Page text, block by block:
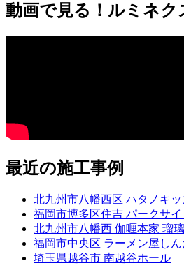
動画で見る！ルミネク
最近の施工事例
北九州市八幡西区 ハタノキッ
福岡市博多区住吉 パークサ
北九州市八幡西 伽喱本家 瑠
福岡市中央区 ラーメン屋し
埼玉県越谷市 南越谷ホール